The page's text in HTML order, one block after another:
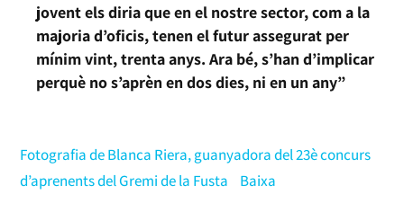
jovent els diria que en el nostre sector, com a la
majoria d’oficis, tenen el futur assegurat per
mínim vint, trenta anys. Ara bé, s’han d’implicar
perquè no s’aprèn en dos dies, ni en un any”
Fotografia de Blanca Riera, guanyadora del 23è concurs
d’aprenents del Gremi de la Fusta
Baixa